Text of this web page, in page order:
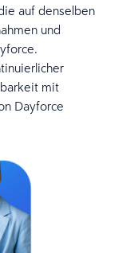
auf denselben
und
mit
Dayforce